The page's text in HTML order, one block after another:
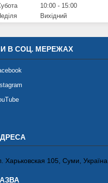
10:00
15:00
Вихідний
В СОЦ. МЕРЕЖАХ
Харьковская 105, Суми, Україна